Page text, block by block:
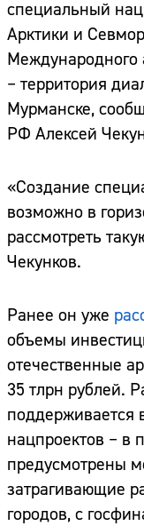
специальный
Арктики и
Международного
– территория
Мурманске,
РФ Алексей
«Создание
возможно в
рассмотреть
Чекунков.
Ранее он уже
объемы
отечественные
35 тлрн рублей.
поддерживается
нацпроектов – в
предусмотрены
затрагивающие
городов, с